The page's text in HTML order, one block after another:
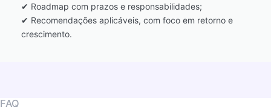
✔ Roadmap com prazos e responsabilidades;
✔ Recomendações aplicáveis, com foco em retorno e
crescimento.
FAQ